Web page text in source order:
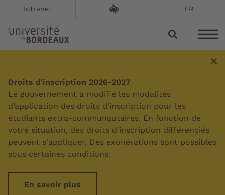
Intranet FR
Droits d'inscription 2026-2027
Le gouvernement a modifié les modalités
d’application des droits d’inscription pour les
étudiants extra-communautaires. En fonction de
votre situation, des droits d'inscription différenciés
peuvent s'appliquer. Des exonérations sont possibles
sous certaines conditions.
En savoir plus
Sommaire
Notre politique
immobilière
L'université de Bordeaux mène une politique
d'investissement immobilier à 20 ou 30 ans